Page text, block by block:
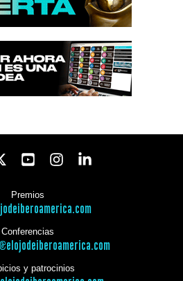
Premios
Conferencias
y patrocinios